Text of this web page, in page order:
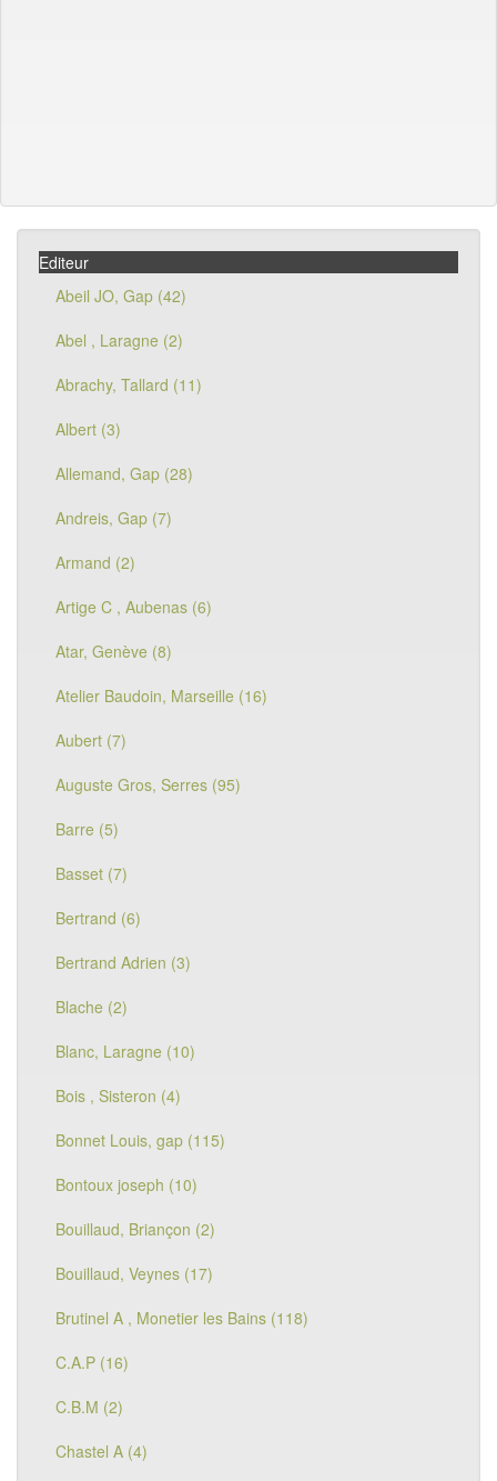
Editeur
Abeil JO, Gap (42)
Abel , Laragne (2)
Abrachy, Tallard (11)
Albert (3)
Allemand, Gap (28)
Andreis, Gap (7)
Armand (2)
Artige C , Aubenas (6)
Atar, Genève (8)
Atelier Baudoin, Marseille (16)
Aubert (7)
Auguste Gros, Serres (95)
Barre (5)
Basset (7)
Bertrand (6)
Bertrand Adrien (3)
Blache (2)
Blanc, Laragne (10)
Bois , Sisteron (4)
Bonnet Louis, gap (115)
Bontoux joseph (10)
Bouillaud, Briançon (2)
Bouillaud, Veynes (17)
Brutinel A , Monetier les Bains (118)
C.A.P (16)
C.B.M (2)
Chastel A (4)